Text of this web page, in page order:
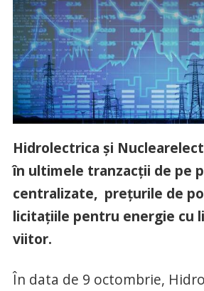
Hidrolectrica și
în ultimele tranzacții de pe
centralizate, prețurile de
licitațiile pentru energie cu
viitor.
În data de 9 octombrie,